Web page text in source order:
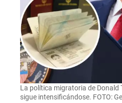
La política migratoria de Donald
sigue intensificándose. FOTO: